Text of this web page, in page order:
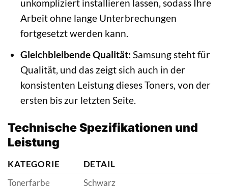
unkompliziert installieren lassen, sodass Ihre
Arbeit ohne lange Unterbrechungen
fortgesetzt werden kann.
Gleichbleibende Qualität: Samsung steht für
Qualität, und das zeigt sich auch in der
konsistenten Leistung dieses Toners, von der
ersten bis zur letzten Seite.
Technische Spezifikationen und
Leistung
KATEGORIE
DETAIL
Tonerfarbe
Schwarz